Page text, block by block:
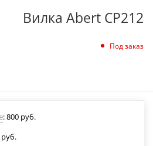
Вилка Abert CP212
Под заказ
: 800 руб.
руб.